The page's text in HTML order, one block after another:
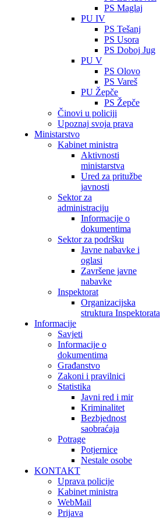
PS Maglaj
PU IV
PS Tešanj
PS Usora
PS Doboj Jug
PU V
PS Olovo
PS Vareš
PU Žepče
PS Žepče
Činovi u policiji
Upoznaj svoja prava
Ministarstvo
Kabinet ministra
Aktivnosti
ministarstva
Ured za pritužbe
javnosti
Sektor za
administraciju
Informacije o
dokumentima
Sektor za podršku
Javne nabavke i
oglasi
Završene javne
nabavke
Inspektorat
Organizacijska
struktura Inspektorata
Informacije
Savjeti
Informacije o
dokumentima
Građanstvo
Zakoni i pravilnici
Statistika
Javni red i mir
Kriminalitet
Bezbjednost
saobraćaja
Potrage
Potjernice
Nestale osobe
KONTAKT
Uprava policije
Kabinet ministra
WebMail
Prijava